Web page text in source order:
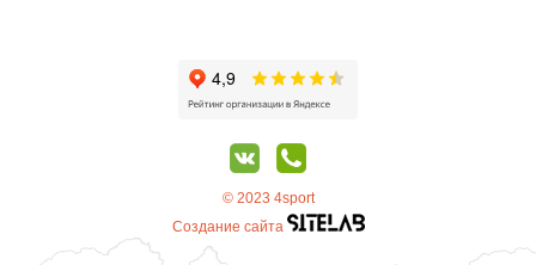
© 2023 4sport
Создание сайта